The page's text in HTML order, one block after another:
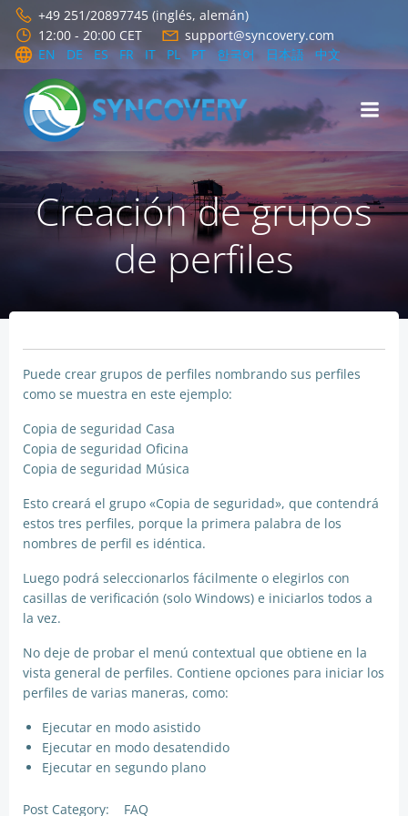
Saltar
contenido
+49 251/20897745 (inglés, alemán)
12:00 - 20:00 CET
support@syncovery.com
EN
DE ES FR IT PL PT 한국어 日本語 中文
Creación de grupos
de perfiles
Puede crear grupos de perfiles nombrando sus perfiles
como se muestra en este ejemplo:
Copia de seguridad Casa
Copia de seguridad Oficina
Copia de seguridad Música
Esto creará el grupo «Copia de seguridad», que contendrá
estos tres perfiles, porque la primera palabra de los
nombres de perfil es idéntica.
Luego podrá seleccionarlos fácilmente o elegirlos con
casillas de verificación (solo Windows) e iniciarlos todos a
la vez.
No deje de probar el menú contextual que obtiene en la
vista general de perfiles. Contiene opciones para iniciar los
perfiles de varias maneras, como:
Ejecutar en modo asistido
Ejecutar en modo desatendido
Ejecutar en segundo plano
Post Category: FAQ